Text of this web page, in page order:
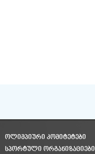
ᲝᲚᲘᲛᲞᲘᲣᲠᲘ ᲙᲝᲛᲘᲢᲔᲢᲔᲑᲘ
ᲡᲞᲝᲠᲢᲣᲚᲘ ᲝᲠᲒᲐᲜᲘᲖᲐᲪᲘᲔᲑᲘ